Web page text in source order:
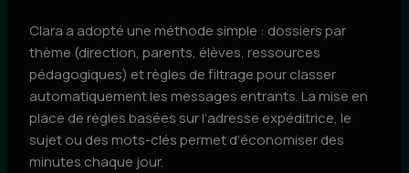
Clara a adopté une méthode simple : dossiers par
thème (direction, parents, élèves, ressources
pédagogiques) et règles de filtrage pour classer
automatiquement les messages entrants. La mise en
place de règles basées sur l’adresse expéditrice, le
sujet ou des mots-clés permet d’économiser des
minutes chaque jour.